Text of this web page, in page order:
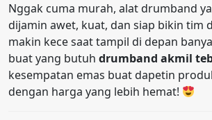
Nggak cuma murah, alat drumband
dijamin awet, kuat, dan siap bikin tim
makin kece saat tampil di depan
buat yang butuh drumband akmil
kesempatan emas buat dapetin
dengan harga yang lebih hemat!